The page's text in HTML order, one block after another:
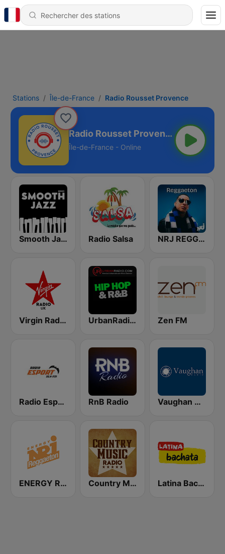
Stations Île-de-France Radio Rousset Provence
Radio Rousset Provence
Île-de-France - Online
Smooth Jazz - Groov Radio Salsa NRJ REGGAETON
Virgin Radio UK UrbanRadio - Hip Hop & RnB Zen FM
Radio Esport 91.4 FM RnB Radio Vaughan Radio
ENERGY Reggaeton Country Music Radio - Classic Country Latina Bachata